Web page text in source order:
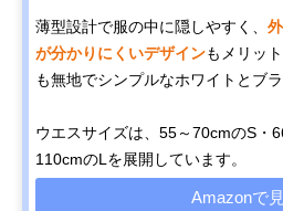
薄型設計で服の中に隠しやすく、
が分かりにくいデザインもメリッ
も無地でシンプルなホワイトとブ
ウエスサイズは、55～70cmのS・
110cmのLを展開しています。
Amazonで